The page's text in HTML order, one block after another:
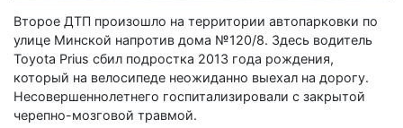
Второе ДТП произошло на территории автопарковки по
улице Минской напротив дома №120/8. Здесь водитель
Toyota Prius сбил подростка 2013 года рождения,
который на велосипеде неожиданно выехал на дорогу.
Несовершеннолетнего госпитализировали с закрытой
черепно-мозговой травмой.